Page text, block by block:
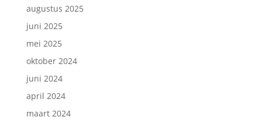
augustus 2025
juni 2025
mei 2025
oktober 2024
juni 2024
april 2024
maart 2024